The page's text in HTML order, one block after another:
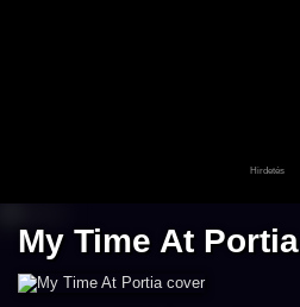
My Time At Portia